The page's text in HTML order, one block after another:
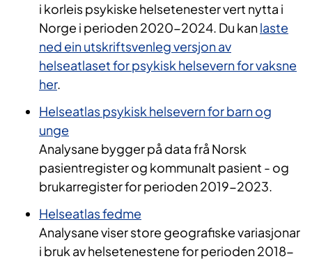
i korleis psykiske helsetenester vert nytta i
Norge i perioden 2020-2024. Du kanlaste
ned ein utskriftsvenleg versjon av
helseatlaset for psykisk helsevern for vaksne
her.
Helseatlas psykisk helsevern for barn og
unge
Analysane bygger på data frå Norsk
pasientregister og kommunalt pasient - og
brukarregister for perioden 2019-2023.
Helseatlas fedme
Analysane viser store geografiske variasjonar
i bruk av helsetenestene for perioden 2018-